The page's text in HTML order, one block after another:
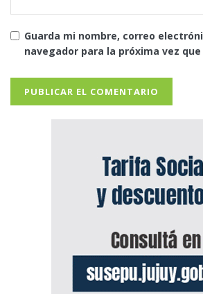
Guarda mi nombre, correo
navegador para la próxima vez